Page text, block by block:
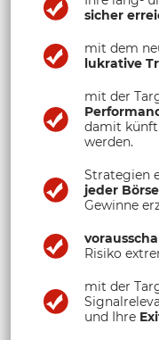
sicher
mit dem
lukrative
mit der
damit
werden.
Strategien
jeder
Gewinne
Risiko
mit der
und Ihre